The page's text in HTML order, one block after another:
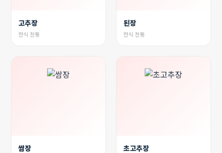
고추장
한식 전통
된장
한식 전통
쌈장 초고추장